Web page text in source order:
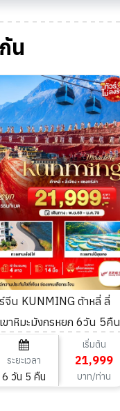
น
ขาหิมะมังกรหยก 6วัน 5คืน
ระยะเวลา
6 วัน 5 คืน
เริ่มต้น
21,999
บาท/ท่าน